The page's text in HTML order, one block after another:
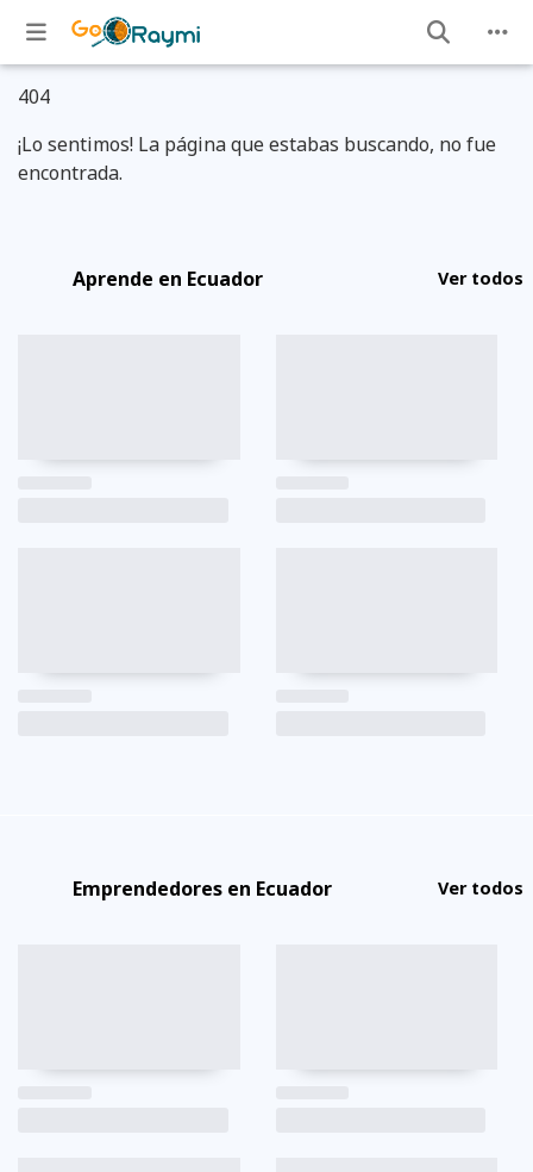
404
¡Lo sentimos! La página que estabas buscando, no fue
encontrada.
Aprende en Ecuador Ver todos
Emprendedores en Ecuador Ver todos